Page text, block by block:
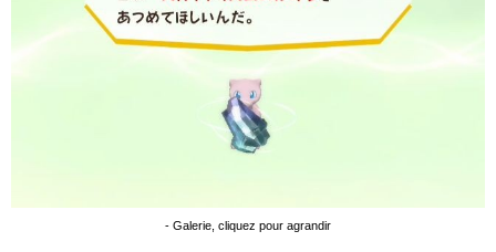
- Galerie, cliquez pour agrandir